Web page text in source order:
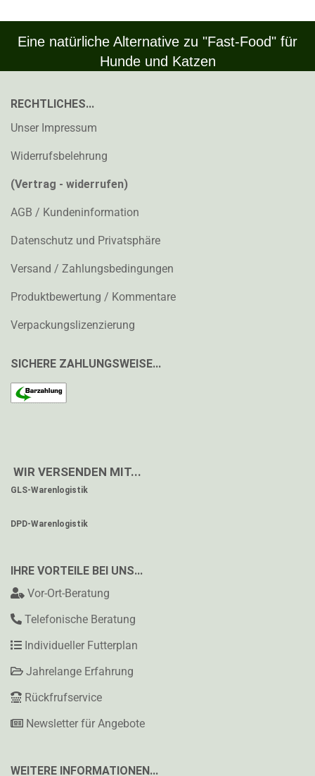
Eine natürliche Alternative zu "Fast-Food" für
Hunde und Katzen
RECHTLICHES...
Unser Impressum
Widerrufsbelehrung
(Vertrag - widerrufen)
AGB / Kundeninformation
Datenschutz und Privatsphäre
Versand / Zahlungsbedingungen
Produktbewertung / Kommentare
Verpackungslizenzierung
SICHERE ZAHLUNGSWEISE...
WIR VERSENDEN MIT...
GLS-Warenlogistik
DPD-Warenlogistik
IHRE VORTEILE BEI UNS...
Vor-Ort-Beratung
Telefonische Beratung
Individueller Futterplan
Jahrelange Erfahrung
Rückfrufservice
Newsletter für Angebote
WEITERE INFORMATIONEN...